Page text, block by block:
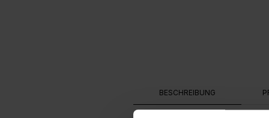
BESCHREIBUNG